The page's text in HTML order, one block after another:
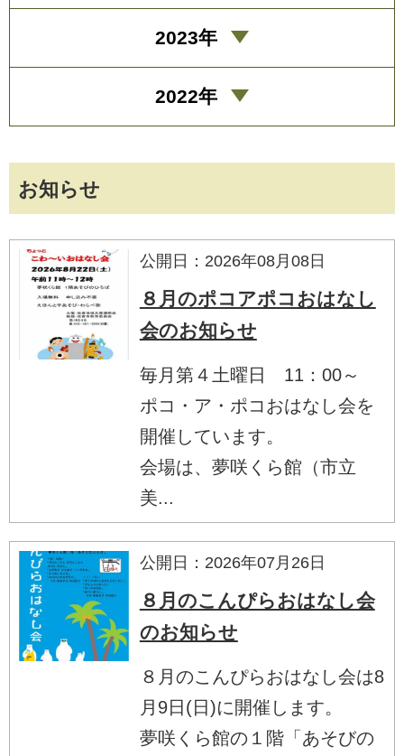
お知らせ
公開日：2026年08月08日
８月のポコアポコおはなし
会のお知らせ
毎月第４土曜日 11：00～
ポコ・ア・ポコおはなし会を
開催しています。
会場は、夢咲くら館（市立
美...
公開日：2026年07月26日
８月のこんぴらおはなし会
のお知らせ
８月のこんぴらおはなし会は8
月9日(日)に開催します。
夢咲くら館の１階「あそびの
2023年
2022年